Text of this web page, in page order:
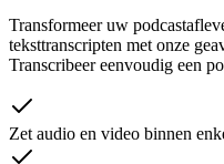
Transformeer uw
teksttranscripten met onze
Transcribeer eenvoudig een
Zet audio en video binnen